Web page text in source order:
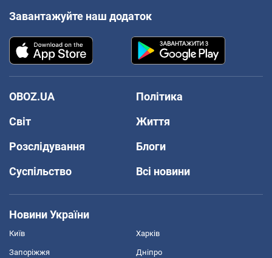
Завантажуйте наш додаток
OBOZ.UA
Політика
Світ
Життя
Розслідування
Блоги
Суспільство
Всі новини
Новини України
Київ Харків
Запоріжжя Дніпро